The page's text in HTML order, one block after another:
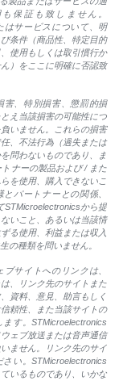
保証も致しません。
はサービスについて、明
条件（商品性、特定目的
使用もしくは取引慣行か
）をここに明確に否認致
害、特別損害、懲罰的損
え当該損害の可能性につ
いません。これらの損害
、不法行為（過失または
問わないものであり、ま
ナーの製品および / また
を使用、購入できないこ
パートナーとの関係、
STMicroelectronicsから提
いこと、あるいは当該情
る使用、利益または収入
の種類を問いません。
サイトへのリンクは、
、リンク先のサイトまた
資料、意見、助言もしく
頼性、また当該サイトの
す。STMicroelectronics
ェブ放送または音声通信
ません。リンク先のサイ
い。STMicroelectronics
いるものであり、いかな